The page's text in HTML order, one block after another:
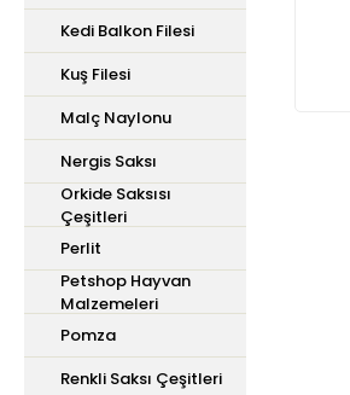
Kedi Balkon Filesi
Kuş Filesi
Malç Naylonu
Nergis Saksı
Orkide Saksısı
Çeşitleri
Perlit
Petshop Hayvan
Malzemeleri
Pomza
Renkli Saksı Çeşitleri